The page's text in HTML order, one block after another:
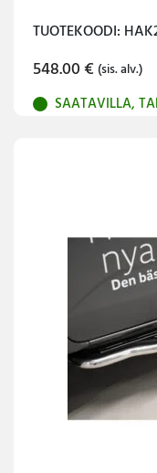
TUOTEKOODI:
548.00€ (sis. alv.)
SAATAVILLA,